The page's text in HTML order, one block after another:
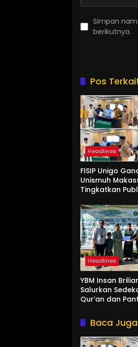
Simpan
berikutnya.
Pos
Headlines
FISIP Unigo
Unismuh
Tingkatkan
Headlines
YBM Insan
Salurkan
Qur’an dan
Baca Juga